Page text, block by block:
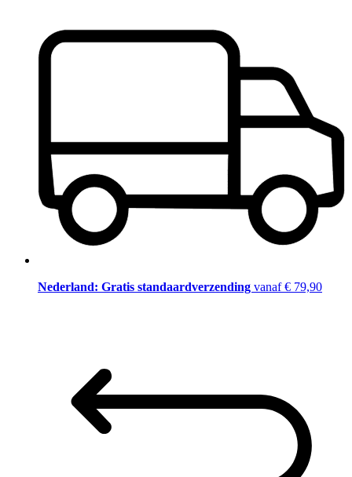
Nederland: Gratis standaardverzending vanaf € 79,90